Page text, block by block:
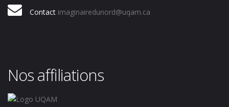
Contact imaginairedunord@uqam.ca
Nos affiliations